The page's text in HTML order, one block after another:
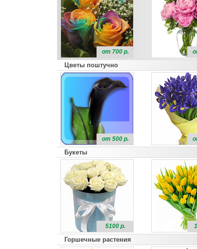
от 700 р.
Цветы поштучно
от 500 р.
Букеты
5100 р.
Горшечные растения